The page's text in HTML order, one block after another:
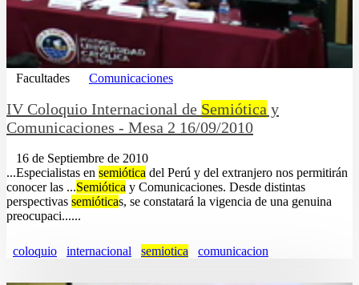
Facultades Comunicaciones
IV Coloquio Internacional de Semiótica y
Comunicaciones - Mesa 2 16/09/2010
16 de Septiembre de 2010
...Especialistas en semiótica del Perú y del extranjero nos permitirán
conocer las ...Semiótica y Comunicaciones. Desde distintas
perspectivas semióticas, se constatará la vigencia de una genuina
preocupaci......
coloquio internacional semiotica comunicacion